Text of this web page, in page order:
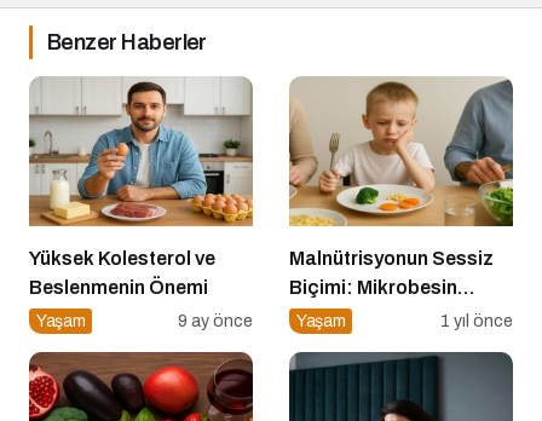
Benzer Haberler
Yüksek Kolesterol ve
Beslenmenin Önemi
Yaşam 9 ay önce
Malnütrisyonun Sessiz
Biçimi: Mikrobesin
Eksikliklerinin
Etkisi
Yaşam 1 yıl önce